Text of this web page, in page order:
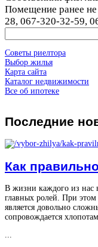
Помещение ранее не
28, 067-320-32-59,
Советы риелтора
Выбор жилья
Карта сайта
Каталог недвижимости
Все об ипотеке
Последние
Как
В жизни каждого из нас
главных ролей. При
является довольно
сопровождается
...